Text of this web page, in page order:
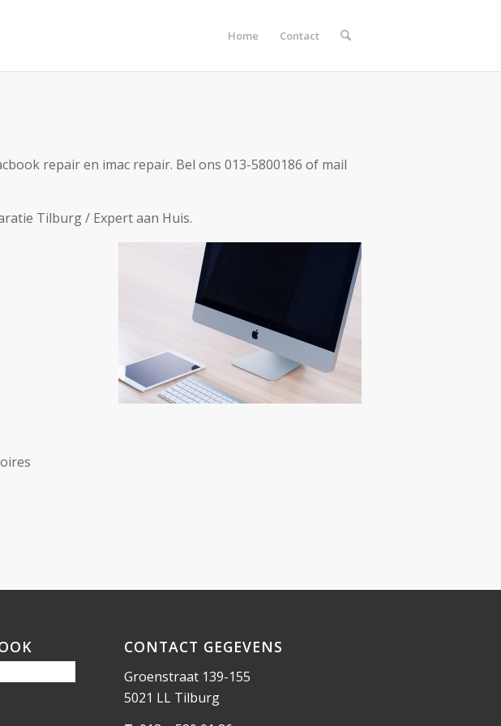
Home Contact
repair en imac repair. Bel ons 013-5800186 of mail
Tilburg / Expert aan Huis.
CONTACT GEGEVENS
Groenstraat 139-155
5021 LL Tilburg